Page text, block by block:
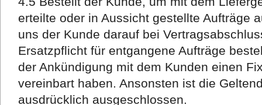
erteilte oder in Aussicht gestellte Aufträge
uns der Kunde darauf bei
Ersatzpflicht für entgangene Aufträge
der Ankündigung mit dem Kunden einen
vereinbart haben. Ansonsten ist die
ausdrücklich ausgeschlossen.